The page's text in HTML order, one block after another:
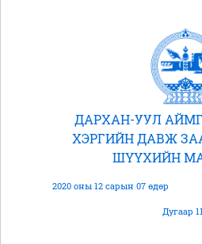
ДАРХАН-УУЛ
ХЭРГИЙН ДАВЖ
ШҮҮХИЙН
2020 оны 12 сарын 07 өдөр
Дугаар